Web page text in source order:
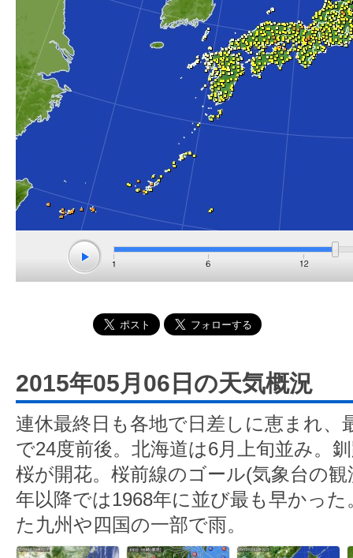
2015年05月06日の天気概況
連休最終日も各地で日差しに恵まれ、
で24度前後。北海道は6月上旬並み。
桜が開花。桜前線のゴール(気象台の
年以降では1968年に並び最も早かっ
た九州や四国の一部で雨。